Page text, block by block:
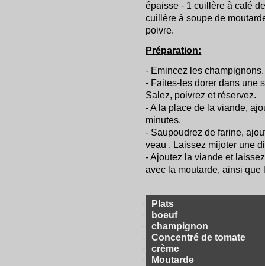
épaisse - 1 cuillère à café
cuillère à soupe de
poivre.
Préparation:
- Emincez les
- Faites-les dorer dans une
Salez, poivrez et réservez.
- A la place de la viande,
minutes.
- Saupoudrez de farine,
veau . Laissez mijoter une
- Ajoutez la viande et
avec la moutarde, ainsi que
Plats
boeuf
champignon
Concentré de tomate
crème
Moutarde